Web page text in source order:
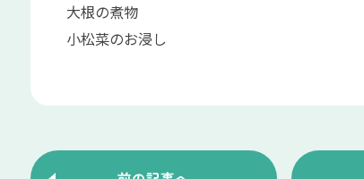
大根の煮物
小松菜のお浸し